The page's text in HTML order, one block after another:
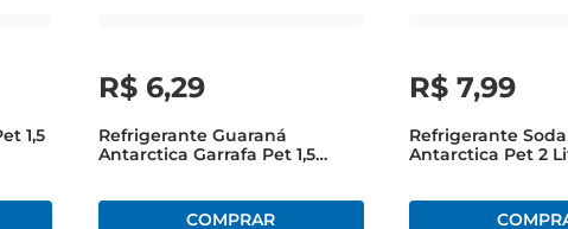
1,5
R$ 6,29
Refrigerante Guaraná
Antarctica Garrafa Pet 1,5
R$ 7,99
Refrigerante
Antarctica Pet 2